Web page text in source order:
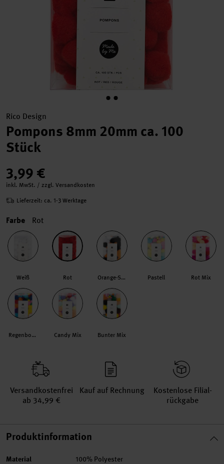
Rico Design
Pompons 8mm 20mm ca. 100
Stück
3,99 €
inkl. MwSt. / zzgl. Versandkosten
Lieferzeit: ca. 1-3 Werktage
Farbe Rot
Weiß Rot Orange-Schwarz Pastell Rot Mix
Regenbogen Candy Mix Bunter Mix
Versand­kosten­frei
ab 34,99 €
Kauf auf Rechnung
Kosten­lose Filial­
rückgabe
Produktinformation
Material 100% Polyester